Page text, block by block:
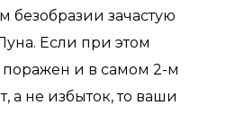
безобразии зачастую
Если при этом
и в самом 2-м
а не избыток, то ваши